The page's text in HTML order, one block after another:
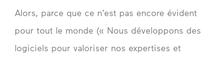
Alors, parce que ce n’est pas encore évident
pour tout le monde (« Nous développons des
logiciels pour valoriser nos expertises et